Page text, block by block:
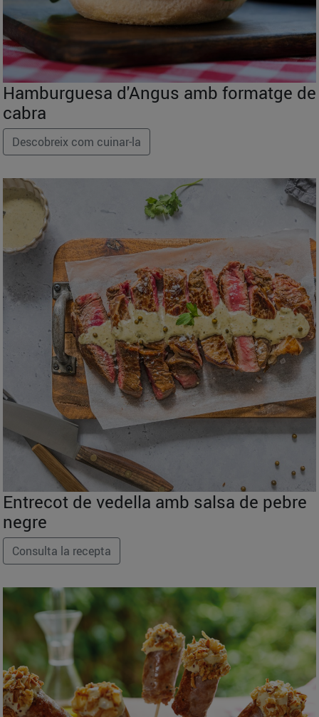
Hamburguesa d'Angus amb formatge de
cabra
Descobreix com cuinar-la
Entrecot de vedella amb salsa de pebre
negre
Consulta la recepta